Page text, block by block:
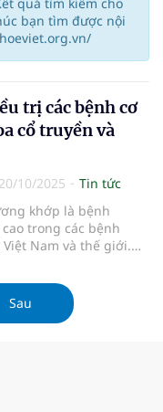
bạn tìm được nội
trị các bệnh cơ
cổ truyền và
20/10/2025
Tin tức
khớp là bệnh
trong các bệnh
Nam và thế giới.
ở các bệnh nhân cao
có xu hướng ngày
Sau